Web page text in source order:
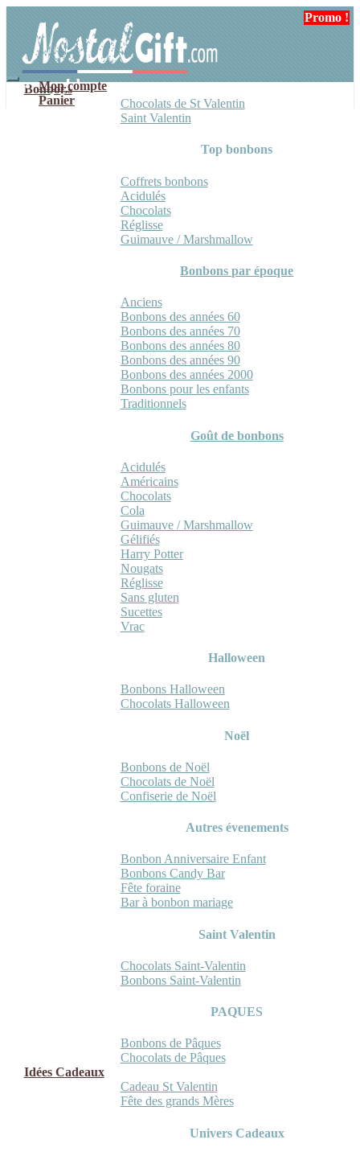
navigation
contenu
Mon compte
Panier
Bonbons
Chocolats de St Valentin
Saint Valentin
Top bonbons
Coffrets bonbons
Acidulés
Chocolats
Réglisse
Guimauve / Marshmallow
Bonbons par époque
Anciens
Bonbons des années 60
Bonbons des années 70
Bonbons des années 80
Bonbons des années 90
Bonbons des années 2000
Bonbons pour les enfants
Traditionnels
Goût de bonbons
Acidulés
Américains
Chocolats
Cola
Guimauve / Marshmallow
Gélifiés
Harry Potter
Nougats
Réglisse
Sans gluten
Sucettes
Vrac
Halloween
Bonbons Halloween
Chocolats Halloween
Noël
Bonbons de Noël
Chocolats de Noël
Confiserie de Noël
Autres évenements
Bonbon Anniversaire Enfant
Bonbons Candy Bar
Fête foraine
Bar à bonbon mariage
Saint Valentin
Chocolats Saint-Valentin
Bonbons Saint-Valentin
PAQUES
Bonbons de Pâques
Chocolats de Pâques
Idées Cadeaux
Cadeau St Valentin
Fête des grands Mères
Univers Cadeaux
Promo !